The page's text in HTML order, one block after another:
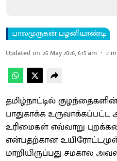
பாலமுருகன் பழனியாண்டி
Updated on:26 May 2026, 6:15 am 2
தமிழ்நாட்டில்
பாதுகாக்க
உரிமைகள் எவ்வாறு
என்பதற்கான
மாறியிருப்பது சமகால